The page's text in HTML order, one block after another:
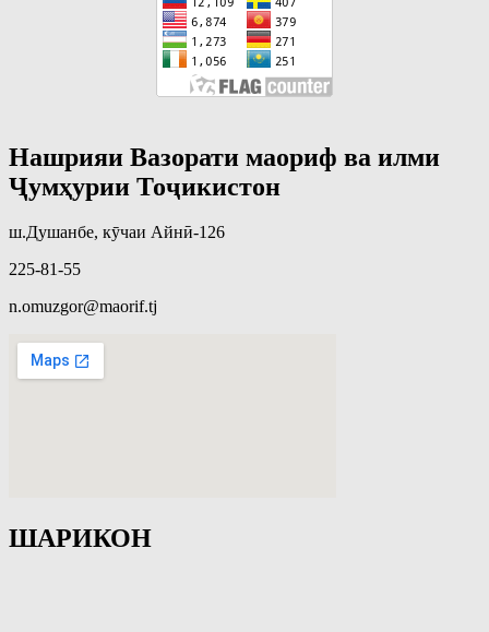
Нашрияи Вазорати маориф ва илми
Ҷумҳурии Тоҷикистон
ш.Душанбе, кӯчаи Айнӣ-126
225-81-55
n.omuzgor@maorif.tj
ШАРИКОН